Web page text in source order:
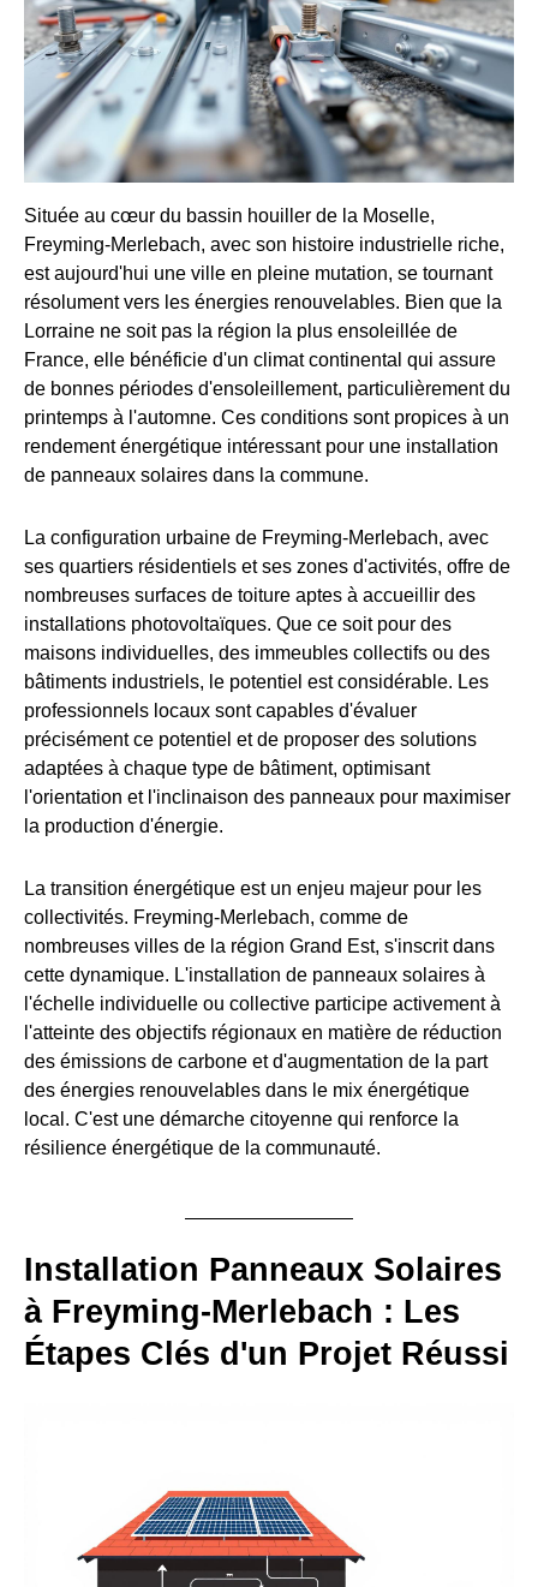
Située au cœur du bassin houiller de la Moselle,
Freyming-Merlebach, avec son histoire industrielle riche,
est aujourd'hui une ville en pleine mutation, se tournant
résolument vers les énergies renouvelables. Bien que la
Lorraine ne soit pas la région la plus ensoleillée de
France, elle bénéficie d'un climat continental qui assure
de bonnes périodes d'ensoleillement, particulièrement du
printemps à l'automne. Ces conditions sont propices à un
rendement énergétique intéressant pour une installation
de panneaux solaires dans la commune.
La configuration urbaine de Freyming-Merlebach, avec
ses quartiers résidentiels et ses zones d'activités, offre de
nombreuses surfaces de toiture aptes à accueillir des
installations photovoltaïques. Que ce soit pour des
maisons individuelles, des immeubles collectifs ou des
bâtiments industriels, le potentiel est considérable. Les
professionnels locaux sont capables d'évaluer
précisément ce potentiel et de proposer des solutions
adaptées à chaque type de bâtiment, optimisant
l'orientation et l'inclinaison des panneaux pour maximiser
la production d'énergie.
La transition énergétique est un enjeu majeur pour les
collectivités. Freyming-Merlebach, comme de
nombreuses villes de la région Grand Est, s'inscrit dans
cette dynamique. L'installation de panneaux solaires à
l'échelle individuelle ou collective participe activement à
l'atteinte des objectifs régionaux en matière de réduction
des émissions de carbone et d'augmentation de la part
des énergies renouvelables dans le mix énergétique
local. C'est une démarche citoyenne qui renforce la
résilience énergétique de la communauté.
Installation Panneaux Solaires
à Freyming-Merlebach : Les
Étapes Clés d'un Projet Réussi